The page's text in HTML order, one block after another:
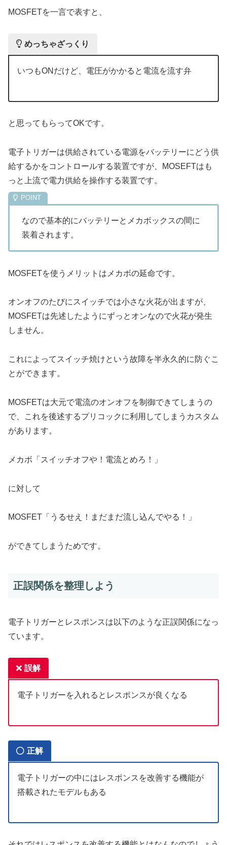
MOSFETを一言で表すと、
めっちゃざっくり
いつもONだけど、電圧がかかると電流を流す弁
と思ってもらってOKです。
電子トリガーは供給されている電源をバッテリーにどう供
給するかをコントロールする装置ですが、MOSEFTはも
っと上流で電力供給を操作する装置です。
なので基本的にバッテリーとメカボックスの間に
装着されます。
MOSFETを使うメリットはメカボの延命です。
オンオフのたびにスイッチでは小さな火花が出ますが、
MOSFETは先述したようにずっとオンなので火花が発生
しません。
これによってスイッチ焼けという故障を半永久的に防ぐこ
とができます。
MOSFETは大元で電流のオンオフを制御できてしまうの
で、これを後述するプリコックに利用してしまうカスタム
があります。
メカボ「スイッチオフや！電流とめろ！」
に対して
MOSFET「うるせえ！まだまだ流し込んでやる！」
ができてしまうためです。
正誤関係を整理しよう
電子トリガーとレスポンスは以下のような正誤関係になっ
ています。
誤解
電子トリガーを入れるとレスポンスが良くなる
正解
電子トリガーの中にはレスポンスを改善する機能が
搭載されたモデルもある